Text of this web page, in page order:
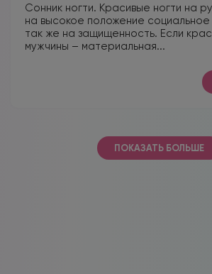
Сонник ногти. Красивые ногти на
на высокое положение
так же на защищенность. Если
мужчины – материальная...
ПОКАЗАТЬ БОЛЬШЕ